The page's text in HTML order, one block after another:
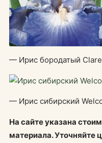
— Ирис бородатый
— Ирис сибирский
На сайте указана
материала. Уточняйте